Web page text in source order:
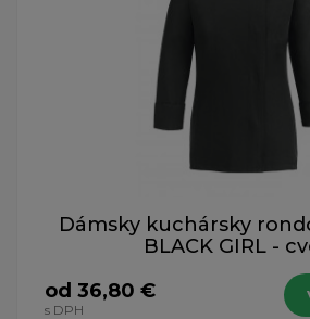
Dámsky kuchársky
BLACK GIRL -
od 36,80 €
s DPH